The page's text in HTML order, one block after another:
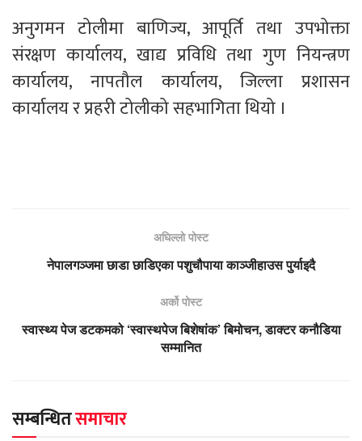
अनुगमन टोलीमा बाणिज्य, आपूर्ति तथा उपभोक्ता
संरक्षण कार्यालय, खाद्य प्रविधि तथा गुण नियन्त्रण
कार्यालय, नापतौल कार्यालय, जिल्ला प्रशासन
कार्यालय र प्रहरी टोलीको सहभागिता थियो ।
अघिल्लो पोस्ट
नेपालगञ्जमा छाडा छाडिएका पशुचौपाया काञ्जीहाउस पुर्याइदै
अर्को पोस्ट
स्वास्थ्य पेज डटकमको ‘स्वास्थपेज बिशेषांक’ बिमोचन, डाक्टर कनौडिया
सम्मानित
सम्बन्धितसमाचार